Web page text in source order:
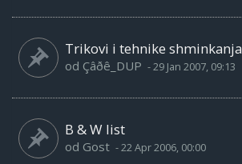
Trikovi i tehnike shminkanja
od Çâðê_DUP -29 Jan 2007, 09:13
B & W list
od Gost -22 Apr 2006, 00:00